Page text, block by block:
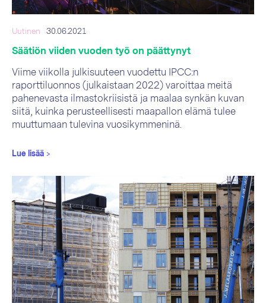
Uutinen 30.06.2021
Säätiön viiden vuoden työ on päättynyt
Viime viikolla julkisuuteen vuodettu IPCC:n
raporttiluonnos (julkaistaan 2022) varoittaa meitä
pahenevasta ilmastokriisistä ja maalaa synkän kuvan
siitä, kuinka perusteellisesti maapallon elämä tulee
muuttumaan tulevina vuosikymmeninä.
Lue lisää >